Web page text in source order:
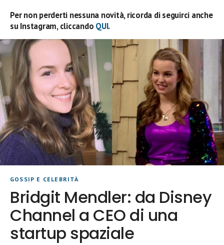
Per non perderti nessuna novità, ricorda di seguirci anche
su Instagram, cliccando QUI.
GOSSIP E CELEBRITÀ
Bridgit Mendler: da Disney
Channel a CEO di una
startup spaziale